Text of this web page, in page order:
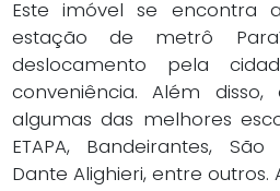
Este imóvel se encontra
estação de metrô
deslocamento pela
conveniência. Além
algumas das melhores
ETAPA, Bandeirantes, São
Dante Alighieri, entre outros.